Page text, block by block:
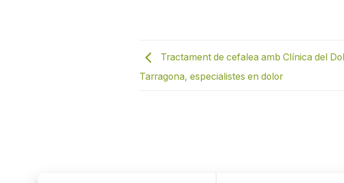
Tractament de cefalea amb Clínica del
Tarragona, especialistes en dolor